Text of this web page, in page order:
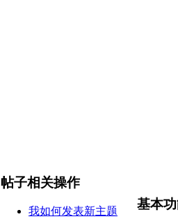
帖子相关操作
我如何发表新主题
基本